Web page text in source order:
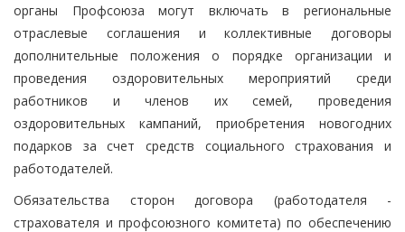
органы Профсоюза могут включать в региональные
отраслевые соглашения и коллективные договоры
дополнительные положения о порядке организации и
проведения оздоровительных мероприятий среди
работников и членов их семей, проведения
оздоровительных кампаний, приобретения новогодних
подарков за счет средств социального страхования и
работодателей.
Обязательства сторон договора (работодателя -
страхователя и профсоюзного комитета) по обеспечению